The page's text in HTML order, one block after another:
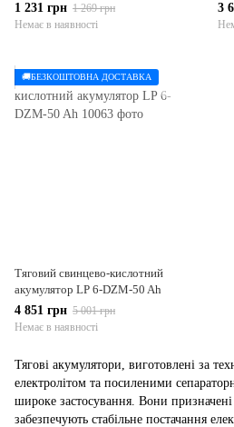
1 231 грн 1 269 грн
Немає в наявності
3
🚚БЕЗКОШТОВНА ДОСТАВКА
Тяговий свинцево-кислотний
акумулятор LP 6-DZM-50 Ah
4 851 грн 5 001 грн
Немає в наявності
Тягові акумулятори, виготовлені за
електролітом та посиленими
широке застосування. Вони призначені
забезпечують стабільне постачання